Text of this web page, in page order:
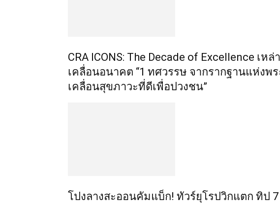
CRA ICONS: The Decade of Excellence เ
เคลื่อนอนาคต “1 ทศวรรษ จากรากฐานแห่ง
เคลื่อนสุขภาวะที่ดีเพื่อปวงชน”
โปงลางสะออนคัมแบ็ก! ทัวร์ยุโรปวิกแตก ทิป